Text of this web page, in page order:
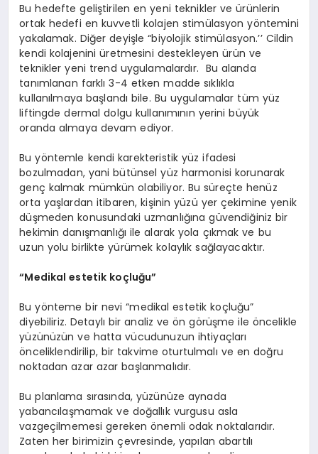
Bu hedefte geliştirilen en yeni teknikler ve ürünlerin
ortak hedefi en kuvvetli kolajen stimülasyon yöntemini
yakalamak. Diğer deyişle “biyolojik stimülasyon.’’ Cildin
kendi kolajenini üretmesini destekleyen ürün ve
teknikler yeni trend uygulamalardır. Bu alanda
tanımlanan farklı 3-4 etken madde sıklıkla
kullanılmaya başlandı bile. Bu uygulamalar tüm yüz
liftingde dermal dolgu kullanımının yerini büyük
oranda almaya devam ediyor.
Bu yöntemle kendi karekteristik yüz ifadesi
bozulmadan, yani bütünsel yüz harmonisi korunarak
genç kalmak mümkün olabiliyor. Bu süreçte henüz
orta yaşlardan itibaren, kişinin yüzü yer çekimine yenik
düşmeden konusundaki uzmanlığına güvendiğiniz bir
hekimin danışmanlığı ile alarak yola çıkmak ve bu
uzun yolu birlikte yürümek kolaylık sağlayacaktır.
“Medikal estetik koçluğu”
Bu yönteme bir nevi “medikal estetik koçluğu”
diyebiliriz. Detaylı bir analiz ve ön görüşme ile öncelikle
yüzünüzün ve hatta vücudunuzun ihtiyaçları
önceliklendirilip, bir takvime oturtulmalı ve en doğru
noktadan azar azar başlanmalıdır.
Bu planlama sırasında, yüzünüze aynada
yabancılaşmamak ve doğallık vurgusu asla
vazgeçilmemesi gereken önemli odak noktalarıdır.
Zaten her birimizin çevresinde, yapılan abartılı